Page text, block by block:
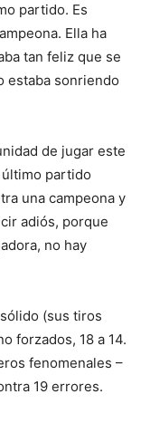
partido. Es
Ella ha
tan feliz que se
estaba sonriendo
de jugar este
partido
una campeona y
adiós, porque
no hay
(sus tiros
forzados, 18 a 14.
fenomenales –
19 errores.